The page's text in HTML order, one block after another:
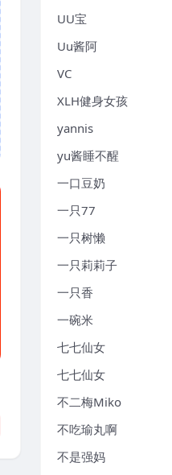
UU宝
Uu酱阿
VC
XLH健身女孩
yannis
yu酱睡不醒
一口豆奶
一只77
一只树懒
一只莉莉子
一只香
一碗米
七七仙女
七七仙女
不二梅Miko
不吃瑜丸啊
不是强妈